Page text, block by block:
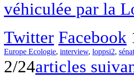
véhiculée par la
Twitter Facebook
Europe Ecologie, interview, loppsi2, sénat
2/24articles